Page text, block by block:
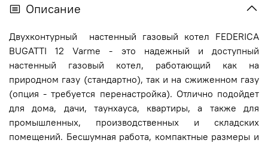
Описание
Двухконтурный настенный газовый котел FEDERICA
BUGATTI 12 Varme - это надежный и доступный
настенный газовый котел, работающий как на
природном газу (стандартно), так и на сжиженном газу
(опция - требуется перенастройка). Отлично подойдет
для дома, дачи, таунхауса, квартиры, а также для
промышленных, производственных и складских
помещений. Бесшумная работа, компактные размеры и